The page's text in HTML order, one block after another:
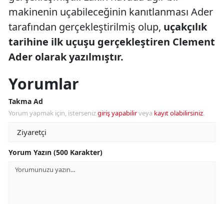
makinenin uçabileceğinin kanıtlanması Ader
tarafından gerçekleştirilmiş olup, uçakçılık
tarihine ilk uçuşu gerçekleştiren Clement
Ader olarak yazılmıştır.
Yorumlar
Takma Ad
Yorum yapmak için, istersenizgiriş yapabilirveya kayıt olabilirsiniz.
Yorum Yazın (500 Karakter)